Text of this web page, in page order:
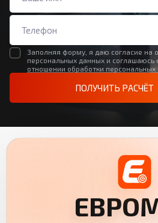
Заполняя форму, я даю согласие на
персональных данных и соглашаюсь
отношении обработки
ПОЛУЧИТЬ РАСЧЁТ